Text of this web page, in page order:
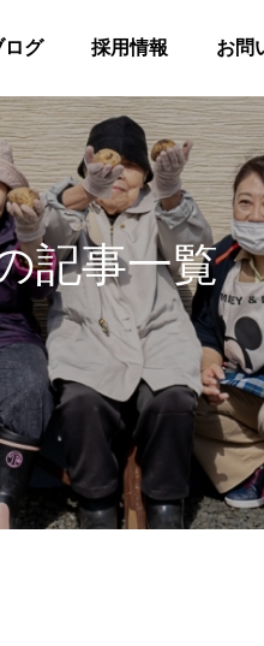
ログ 採用情報 お問
合同花火
高齢者等共同住宅 みんとの里
記事一覧